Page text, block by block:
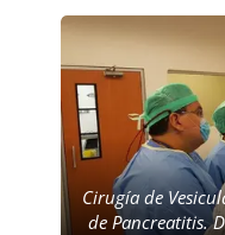
Cirugía de
de Pancreatitis.